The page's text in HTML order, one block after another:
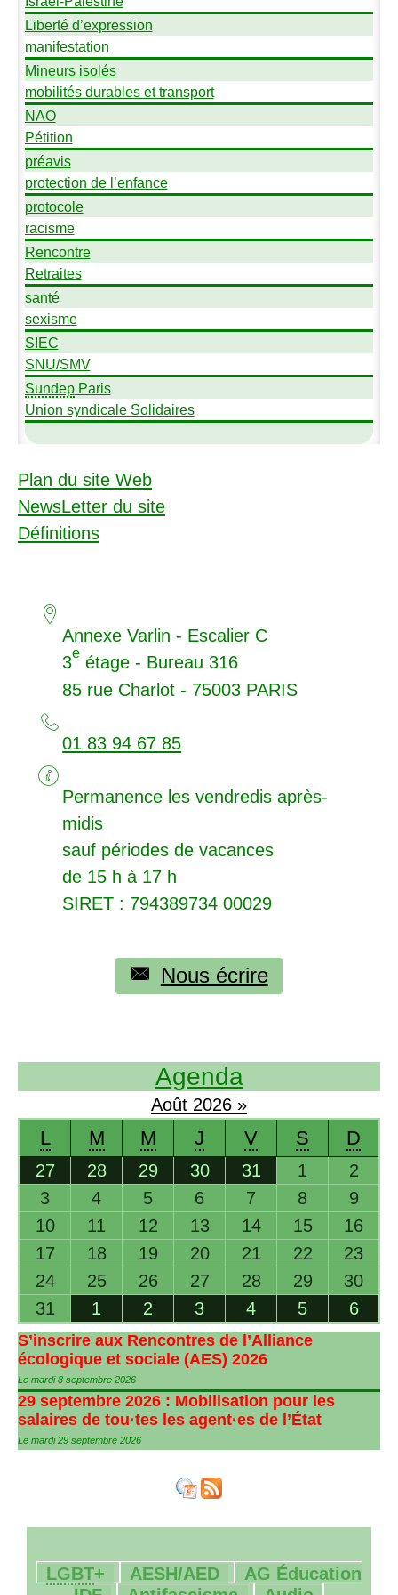
Liberté d’expression
manifestation
Mineurs isolés
mobilités durables et transport
NAO
Pétition
préavis
protection de l’enfance
protocole
racisme
Rencontre
Retraites
santé
sexisme
SIEC
SNU/SMV
SundepParis
Union syndicale Solidaires
Plan du site Web
NewsLetter du site
Définitions
Annexe Varlin - Escalier C
3
e
étage - Bureau 316
85 rue Charlot - 75003 PARIS
01 83 94 67 85
Permanence les vendredis après-
midis
sauf périodes de vacances
de 15 h à 17 h
SIRET: 794389734 00029
Nous écrire
Agenda
Août 2026 »
L M M J V S D
27 28 29 30 31 1
2
3
4 5 6 7 8
9
10
11 12 13 14 15
16
17
18 19 20 21 22
23
24
25 26 27 28 29
30
31
1 2 3 4 5 6
S’inscrire aux Rencontres de l’Alliance
écologique et sociale (AES) 2026
Le mardi 8 septembre 2026
29 septembre 2026 : Mobilisation pour les
salaires de tou·tes les agent·es de l’État
Le mardi 29 septembre 2026
20/1174
LGBT+
61/1174 AESH/AED
12/1174 AG Éducation